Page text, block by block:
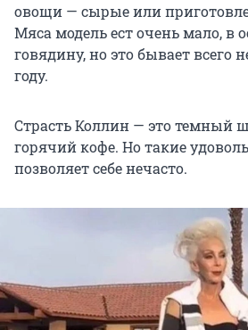
овощи — сырые или
Мяса модель ест очень мало, в
говядину, но это бывает всего
году.
Страсть Коллин — это темный
горячий кофе. Но такие
позволяет себе нечасто.